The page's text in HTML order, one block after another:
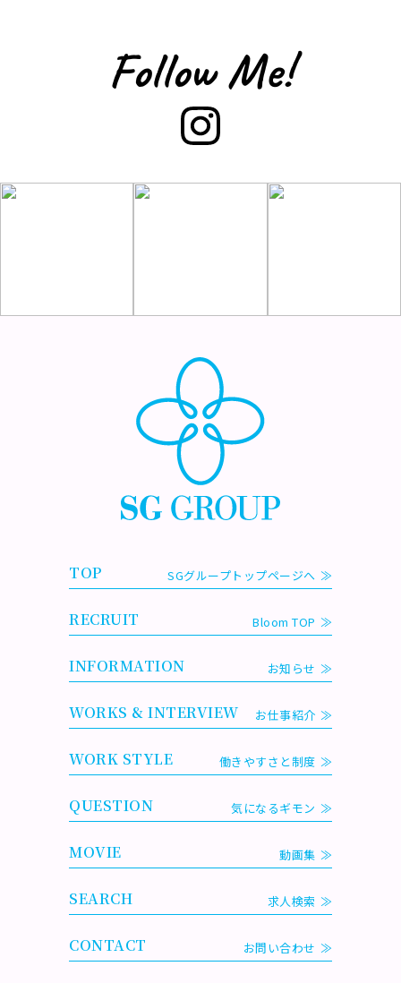
Follow Me!
TOP SGグループトップページへ
RECRUIT Bloom TOP
INFORMATION お知らせ
WORKS & INTERVIEW お仕事紹介
WORK STYLE 働きやすさと制度
QUESTION 気になるギモン
MOVIE 動画集
SEARCH 求人検索
CONTACT お問い合わせ